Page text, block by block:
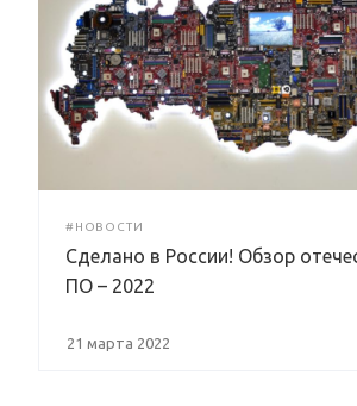
#НОВОСТИ
Сделано в России! Обзор
ПО – 2022
21 марта 2022